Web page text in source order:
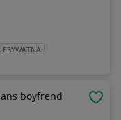
PRYWATNA
boyfrend